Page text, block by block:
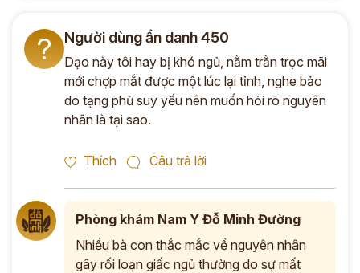
? Người dùng ẩn danh 450
Dạo này tôi hay bị khó ngủ, nằm trằn trọc mãi
mới chợp mắt được một lúc lại tỉnh, nghe bảo
do tạng phủ suy yếu nên muốn hỏi rõ nguyên
nhân là tại sao.
Thích Câu trả lời
Phòng khám Nam Y Đỗ Minh Đường
Nhiều bà con thắc mắc về nguyên nhân
gây rối loạn giấc ngủ thường do sự mất